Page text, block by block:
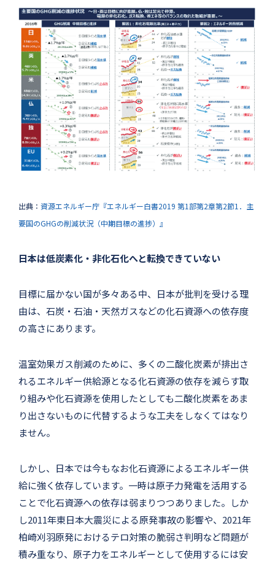
出典： 資源エネルギー庁『エネルギー白書2019 第1部第2章第2節1．主
要国のGHGの削減状況（中期目標の進捗）』
日本は低炭素化・非化石化へと転換できていない
目標に届かない国が多々ある中、日本が批判を受ける理
由は、石炭・石油・天然ガスなどの化石資源への依存度
の高さにあります。
温室効果ガス削減のために、多くの二酸化炭素が排出さ
れるエネルギー供給源となる化石資源の依存を減らす取
り組みや化石資源を使用したとしても二酸化炭素をあま
り出さないものに代替するような工夫をしなくてはなり
ません。
しかし、日本では今もなお化石資源によるエネルギー供
給に強く依存しています。一時は原子力発電を活用する
ことで化石資源への依存は弱まりつつありました。しか
し2011年東日本大震災による原発事故の影響や、2021年
柏崎刈羽原発におけるテロ対策の脆弱さ判明など問題が
積み重なり、原子力をエネルギーとして使用するには安